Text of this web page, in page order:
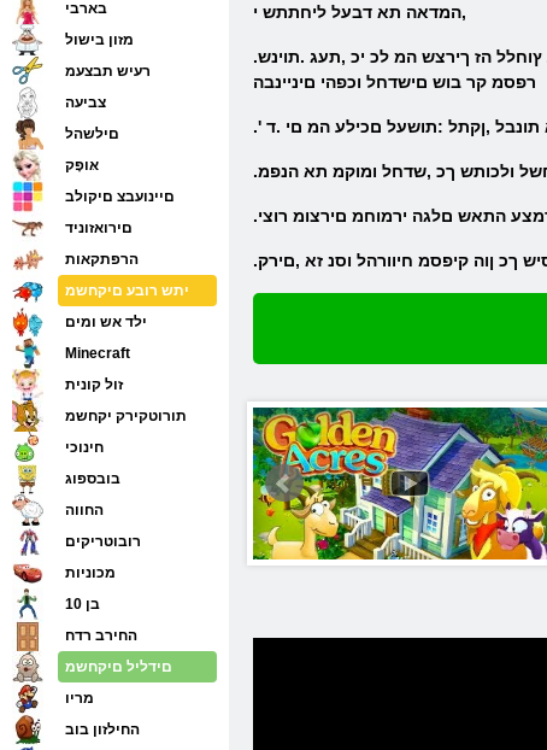
,המדאה תא דבעל ליחתתש י
.ץמאמ לכב רוזעל ןכומו לכה עדוי אוה .עידוי ידרפש יפכ ,םסאה תאו תיבה תא ןקתל אוה ןושארה דעצה .ןיינב לכ לש גגה לעמש ןנעב שיטפה לע ץוחלל הז ךירצש המ לכ יכ ,תעג .תוינש
רפסמ קר בוש םישדחל וכפהי םיניינבה
תונבל ,ןקתל :תושעל םכילע המ םי .ד
התאש םלגה ירמוחמ םירצומ רוצי
ךכ ןוה קיפסמ חיוורהל וסנ זא ,םירק
בארבי
מזון בישול
רעיש תבצעמ
צביעה
םילשהל
אּופָק
םיינועבצ םיקולב
םירואזוניד
הרפתקאות
יתש רובע םיקחשמ
ילד אש ומים
Minecraft
זול קונית
תורוטקירק יקחשמ
חינוכי
בובספוג
החווה
רובוטריקים
מכוניות
בן 10
החירב רדח
םידליל םיקחשמ
מריו
החילזון בוב